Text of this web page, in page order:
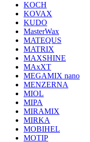
KOCH
KOVAX
KUDO
MasterWax
MATEQUS
MATRIX
MAXSHINE
MAxXT
MEGAMIX nano
MENZERNA
MIOL
MIPA
MIRAMIX
MIRKA
MOBIHEL
MOTIP